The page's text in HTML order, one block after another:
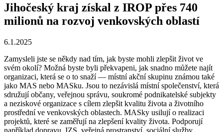
Jihočeský kraj získal z IROP přes 740
milionů na rozvoj venkovských oblastí
6.1.2025
Zamysleli jste se někdy nad tím, jak byste mohli zlepšit život ve
svém okolí? Možná byste byli překvapeni, jak snadno můžete najít
organizaci, která se o to snaží — místní akční skupinu známou také
jako MAS nebo MASku. Jsou to nezávislá místní společenství, která
sdružují občany, veřejnou správu, soukromé podnikatelské subjekty
a neziskové organizace s cílem zlepšit kvalitu života a životního
prostřední ve venkovských oblastech. MASky usilují o realizaci
projektů, které se zaměřují na zlepšení kvality života. Podporují
například dopravu, IZS, veřejná prostranství, sociální služby,